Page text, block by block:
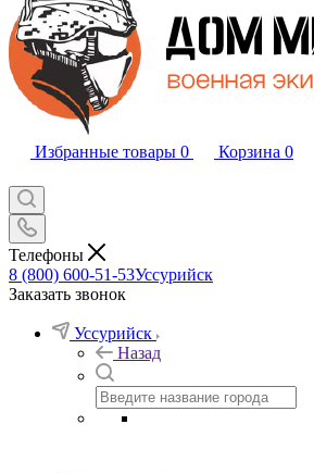
Избранные товары 0 Корзина 0
Телефоны
8 (800) 600-51-53Уссурийск
Заказать звонок
Уссурийск
Назад